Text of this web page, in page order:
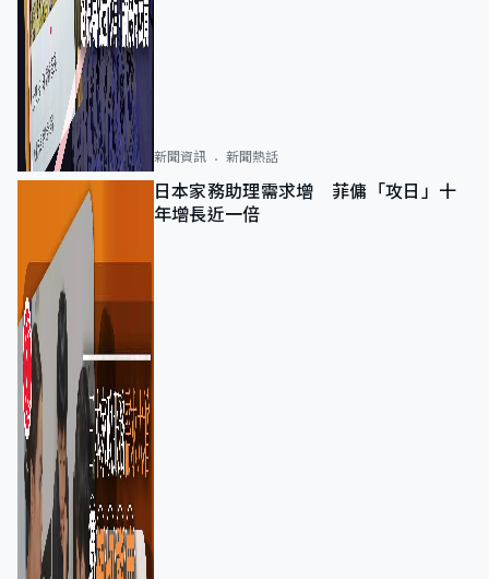
新聞資訊 新聞熱話
日本家務助理需求增 菲傭「攻日」十
年增長近一倍